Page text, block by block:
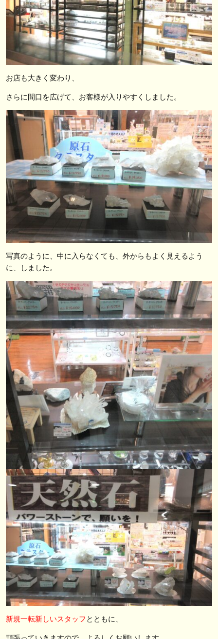
お店も大きく変わり、
さらに間口を広げて、お客様が入りやすくしました。
写真のように、中に入らなくても、外からもよく見えるよう
に、しました。
新規一転新しいスタッフ とともに、